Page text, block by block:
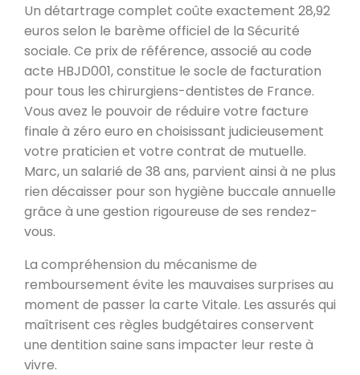
Un détartrage complet coûte exactement 28,92
euros selon le barème officiel de la Sécurité
sociale. Ce prix de référence, associé au code
acte HBJD001, constitue le socle de facturation
pour tous les chirurgiens-dentistes de France.
Vous avez le pouvoir de réduire votre facture
finale à zéro euro en choisissant judicieusement
votre praticien et votre contrat de mutuelle.
Marc, un salarié de 38 ans, parvient ainsi à ne plus
rien décaisser pour son hygiène buccale annuelle
grâce à une gestion rigoureuse de ses rendez-
vous.
La compréhension du mécanisme de
remboursement évite les mauvaises surprises au
moment de passer la carte Vitale. Les assurés qui
maîtrisent ces règles budgétaires conservent
une dentition saine sans impacter leur reste à
vivre.